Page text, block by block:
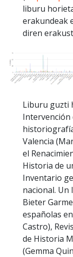
liburu
erakundeak
diren
Liburu guzti
Intervención
Valencia
el
Historia de
Inventario
nacional. Un
Bieter
españolas
Castro),
de Historia
(Gemma